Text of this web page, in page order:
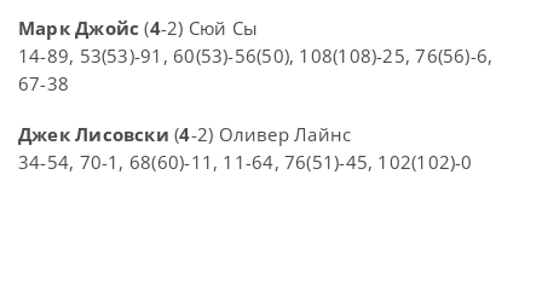
Марк Джойс (4-2) Сюй Сы
14-89, 53(53)-91, 60(53)-56(50), 108(108)-25, 76(56)-6,
67-38
Джек Лисовски (4-2) Оливер Лайнс
34-54, 70-1, 68(60)-11, 11-64, 76(51)-45, 102(102)-0